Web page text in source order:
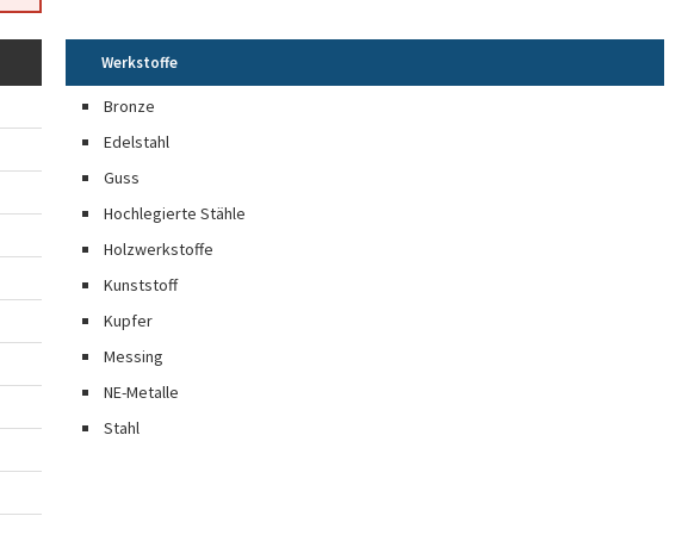
Werkstoffe
Bronze
Edelstahl
Guss
Hochlegierte Stähle
Holzwerkstoffe
Kunststoff
Kupfer
Messing
NE-Metalle
Stahl